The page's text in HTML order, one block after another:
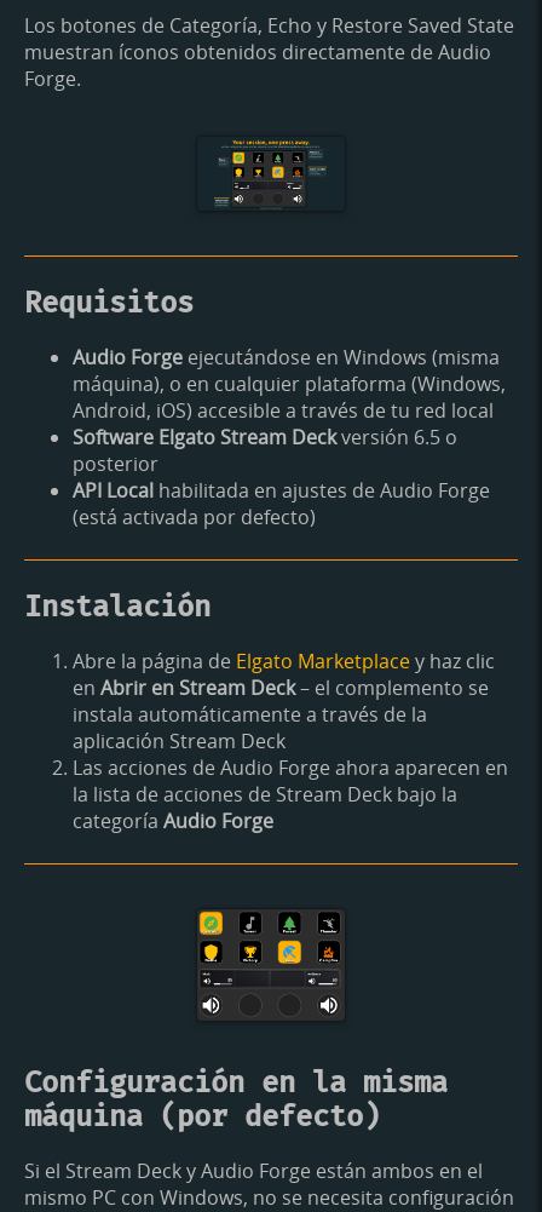
Los botones de Categoría, Echo y Restore Saved State
muestran íconos obtenidos directamente de Audio
Forge.
Requisitos
Audio Forge ejecutándose en Windows (misma
máquina), o en cualquier plataforma (Windows,
Android, iOS) accesible a través de tu red local
Software Elgato Stream Deckversión 6.5 o
posterior
API Local habilitada en ajustes de Audio Forge
(está activada por defecto)
Instalación
Abre la página de Elgato Marketplacey haz clic
en Abrir en Stream Deck– el complemento se
instala automáticamente a través de la
aplicación Stream Deck
Las acciones de Audio Forge ahora aparecen en
la lista de acciones de Stream Deck bajo la
categoría Audio Forge
Configuración en la misma
máquina (por defecto)
Si el Stream Deck y Audio Forge están ambos en el
mismo PC con Windows, no se necesita configuración